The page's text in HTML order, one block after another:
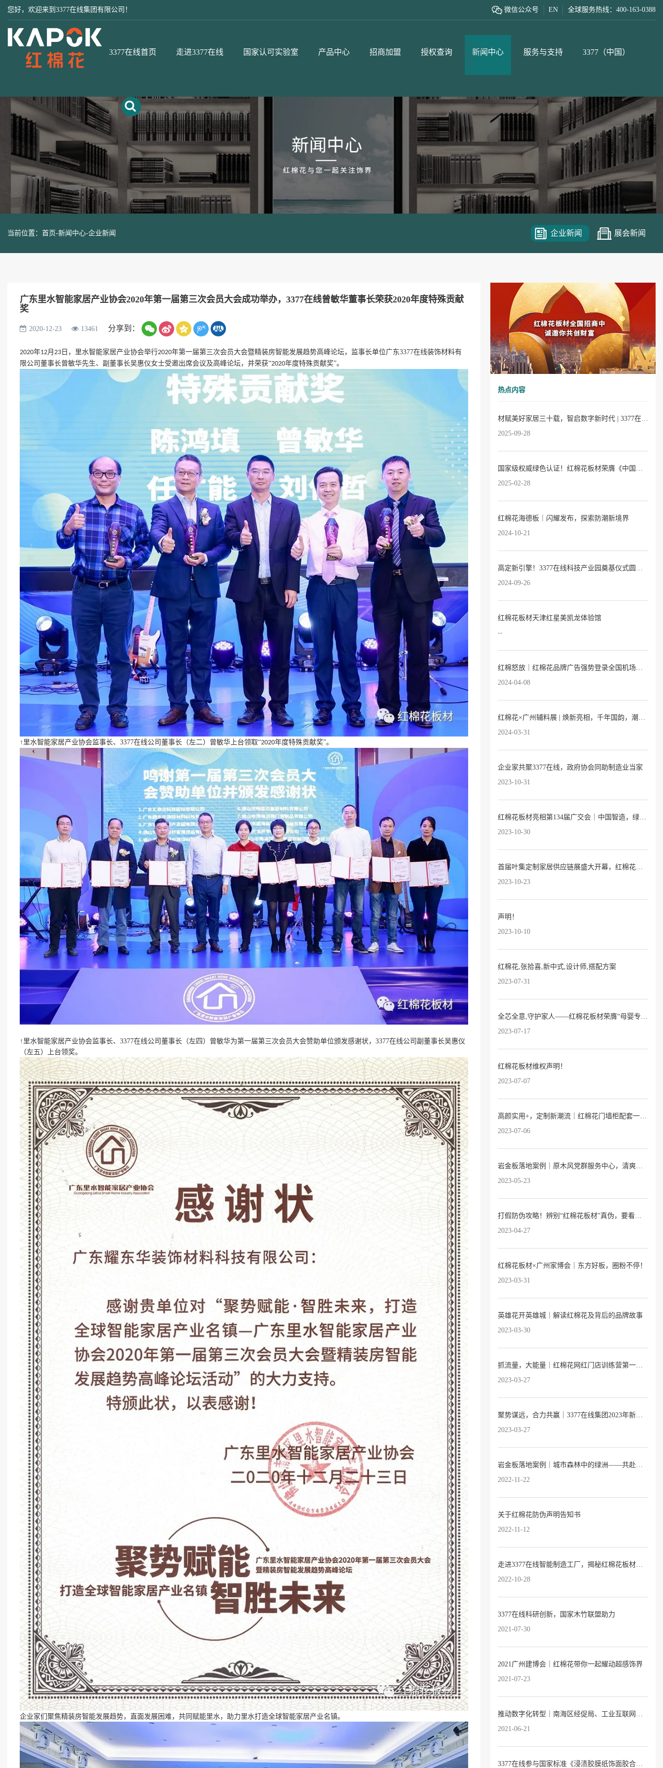
您好，欢迎来到3377在线集团有限公司！ 微信公众号 EN 全球服务热线：400-163-0388
3377在线首页 走进3377在线 国家认可实验室 产品中心 招商加盟 授权查询 新闻中心 服务与支持 3377（中国）
当前位置： 首页-新闻中心-企业新闻 企业新闻 展会新闻
广东里水智能家居产业协会2020年第一届第三次会员大会成功举办，3377在线曾敏华董事长荣获2020年度特殊贡献
奖
2020-12-23 13461 分享到：
2020年12月 23 日，里水智能家居产业协会举行2020年第一届第三次会员大会暨精装房智能发展趋势高峰论坛，监事长单位广东3377在线装饰材料有
限公司董事长曾敏华先生、副董事长吴惠仪女士受邀出席会议及高峰论坛，并荣获“2020年度特殊贡献奖”。
↑里水智能家居产业协会监事长、3377在线公司董事长（左二）曾敏华上台领取“2020年度特殊贡献奖”。
↑里水智能家居产业协会监事长、3377在线公司董事长（左四）曾敏华为第一届第三次会员大会赞助单位颁发感谢状，3377在线公司副董事长吴惠仪
（左五）上台领奖。
企业家们聚焦精装房智能发展趋势，直面发展困难，共同赋能里水，助力里水打造全球智能家居产业名镇。
热点内容
材赋美好家居三十载，智启数字新时代 | 3377在线30周年庆典圆满成功！
2025-09-28
2025-02-28
红棉花海德板｜闪耀发布，探索防潮新境界
2024-10-21
2024-09-26
红棉花板材天津红星美凯龙体验馆
--
红棉怒放｜红棉花品牌广告强势登录全国机场及高铁站！
2024-04-08
2024-03-31
企业家共聚3377在线，政府协会同助制造业当家
2023-10-31
红棉花板材亮相第134届广交会｜中国智造，绿色建材，自信出海！
2023-10-30
首届叶集定制家居供应链展盛大开幕，红棉花板材惊艳亮相！
2023-10-23
声明！
2023-10-10
红棉花,张拾喜,新中式,设计师,搭配方案
2023-07-31
2023-07-17
红棉花板材维权声明！
2023-07-07
高颜实用+，定制新潮流｜红棉花门墙柜配套一站式服务已上线
2023-07-06
岩金板落地案例｜原木风党群服务中心，清爽又温暖
2023-05-23
打假防伪攻略！辨别“红棉花板材”真伪，要看这3点→
2023-04-27
红棉花板材×广州家博会｜东方好板，圈粉不停！
2023-03-31
英雄花开英雄城｜解读红棉花及背后的品牌故事
2023-03-30
抓流量，大能量｜红棉花网红门店训练营第一期完满落幕！
2023-03-27
聚势谋远，合力共赢｜3377在线集团2023年新品发布会暨全国经销商大会圆满落幕
2023-03-27
岩金板落地案例｜城市森林中的绿洲——共赴自然之约的托育园
2022-11-22
关于红棉花防伪声明告知书
2022-11-12
走进3377在线智能制造工厂，揭秘红棉花板材的奥妙
2022-10-28
3377在线科研创新，国家木竹联盟助力
2021-07-30
2021广州建博会｜红棉花带你一起耀动超感饰界
2021-07-23
2021-06-21
3377在线参与国家标准《浸渍胶膜纸饰面胶合板和细木工板》修订研讨会